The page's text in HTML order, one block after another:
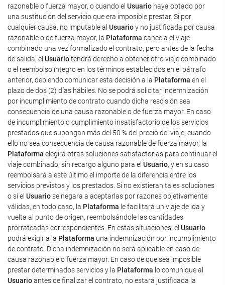
razonable o fuerza mayor, o cuando el Usuario haya optado por
una sustitución del servicio que era imposible prestar. Si por
cualquier causa, no imputable al Usuarioy no justificada por causa
razonable o de fuerza mayor, la Plataforma cancela el viaje
combinado una vez formalizado el contrato, pero antes de la fecha
de salida, el Usuariotendrá derecho a obtener otro viaje combinado
o el reembolso íntegro en los términos establecidos en el párrafo
anterior, debiendo comunicar esta decisión a la Plataforma en el
plazo de dos (2) días hábiles. No se podrá solicitar indemnización
por incumplimiento de contrato cuando dicha rescisión sea
consecuencia de una causa razonable o de fuerza mayor. En caso
de incumplimiento o cumplimiento insatisfactorio de los servicios
prestados que supongan más del 50 % del precio del viaje, cuando
ello no sea consecuencia de causa razonable de fuerza mayor, la
Plataforma elegirá otras soluciones satisfactorias para continuar el
viaje combinado, sin recargo alguno para el Usuario, y en su caso
reembolsará a este último el importe de la diferencia entre los
servicios previstos y los prestados. Si no existieran tales soluciones
o si el Usuariose negara a aceptarlas por razones objetivamente
válidas, en todo caso, la Plataforma le facilitará un viaje de ida y
vuelta al punto de origen, reembolsándole las cantidades
prorrateadas correspondientes. En estas situaciones, el Usuario
podrá exigir a la Plataforma una indemnización por incumplimiento
de contrato. Dicha indemnización no será aplicable en caso de
causa razonable o fuerza mayor. En caso de que sea imposible
prestar determinados servicios y la Plataforma lo comunique al
Usuarioantes de finalizar el contrato, no estará justificada la